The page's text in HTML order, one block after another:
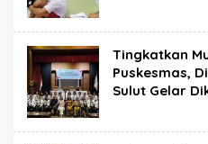
Tingkatkan
Puskesmas,
Sulut Gelar